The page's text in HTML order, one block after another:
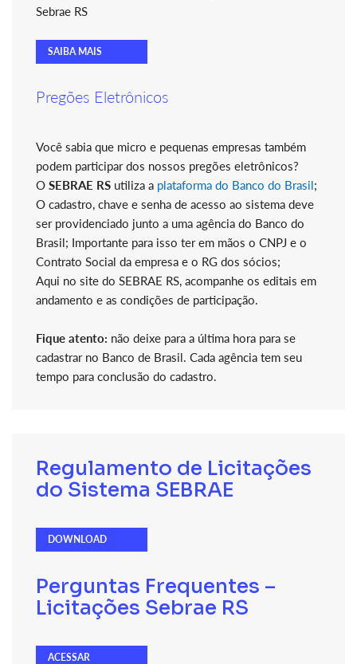
Sebrae RS
SAIBA MAIS
Pregões Eletrônicos
Você sabia que micro e pequenas empresas também
podem participar dos nossos pregões eletrônicos?
O SEBRAE RS utiliza a plataforma do Banco do Brasil;
O cadastro, chave e senha de acesso ao sistema deve
ser providenciado junto a uma agência do Banco do
Brasil; Importante para isso ter em mãos o CNPJ e o
Contrato Social da empresa e o RG dos sócios;
Aqui no site do SEBRAE RS, acompanhe os editais em
andamento e as condições de participação.
Fique atento: não deixe para a última hora para se
cadastrar no Banco de Brasil. Cada agência tem seu
tempo para conclusão do cadastro.
Regulamento de Licitações
do Sistema SEBRAE
DOWNLOAD
Perguntas Frequentes –
Licitações Sebrae RS
ACESSAR